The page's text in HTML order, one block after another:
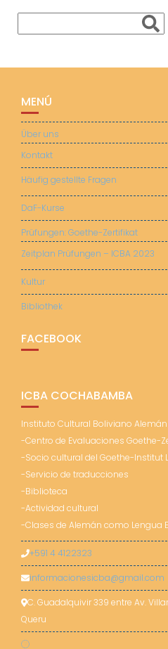
MENÚ
Über uns
Kontakt
Häufig gestellte Fragen
DaF-Kurse
Prüfungen: Goethe-Zertifikat
Zeitplan Prüfungen – ICBA 2023
Kultur
Bibliothek
FACEBOOK
ICBA COCHABAMBA
Instituto Cultural Boliviano Alemán
-Centro de Evaluaciones Goethe-
-Socio cultural del Goethe-Institut
-Servicio de traducciones
-Biblioteca
-Actividad cultural
-Clases de Alemán como Lengua
+591 4 4122323
informacionesicba@gmail.com
C. Guadalquivir 339 entre Av.
Queru